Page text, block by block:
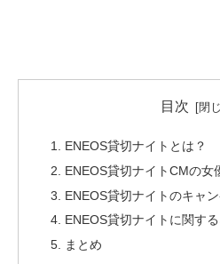
目次
ENEOS貸切ナイトとは？
ENEOS貸切ナイトCMの女
ENEOS貸切ナイトのキャ
ENEOS貸切ナイトに関す
まとめ